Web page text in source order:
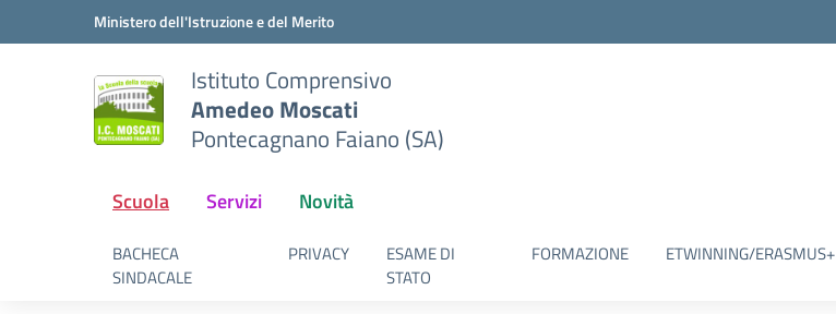
Vai ai contenuti
Vai al menu di navigazioneMinistero dell'Istruzione e del Merito
Istituto Comprensivo
Amedeo Moscati
Pontecagnano Faiano (SA)
Scuola Servizi Novità
BACHECA
SINDACALE
PRIVACY
ESAME DI
STATO
FORMAZIONE ETWINNING/ERASMUS+